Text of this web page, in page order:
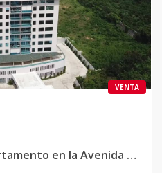
VENTA
Hermoso y Amplio Apartamento en la Avenida Ecologica